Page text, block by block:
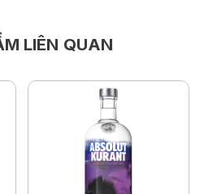
LIÊN QUAN